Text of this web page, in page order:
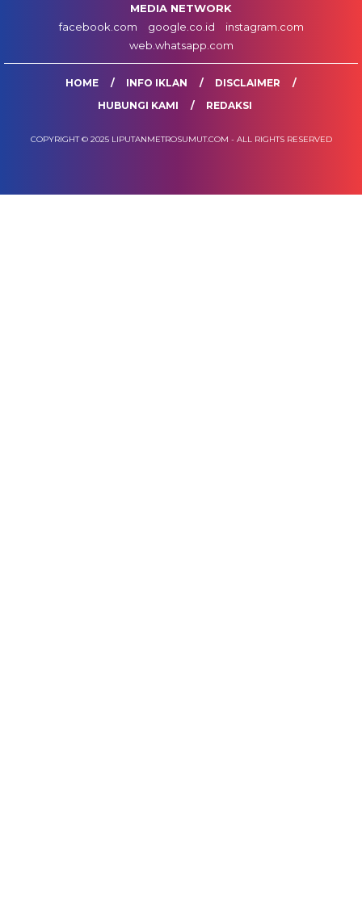
MEDIA NETWORK
facebook.com
google.co.id
instagram.com
web.whatsapp.com
HOME INFO IKLAN
DISCLAIMER
HUBUNGI KAMI
REDAKSI
COPYRIGHT © 2025 LIPUTANMETROSUMUT.COM - ALL RIGHTS RESERVED